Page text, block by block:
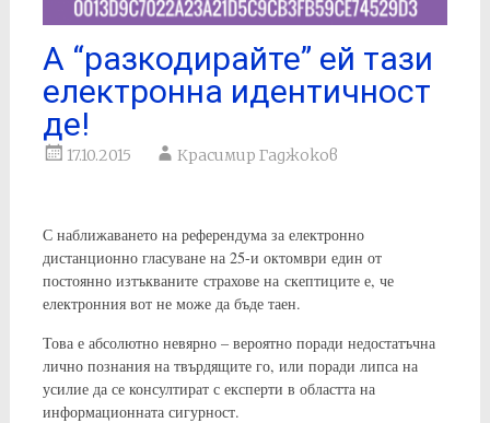
А “разкодирайте” ей тази
електронна идентичност
де!
17.10.2015 Красимир Гаджоков
С наближаването на референдума за електронно
дистанционно гласуване на 25-и октомври един от
постоянно изтъкваните страхове на скептиците е, че
електронния вот не може да бъде таен.
Това е абсолютно невярно – вероятно поради недостатъчна
лично познания на твърдящите го, или поради липса на
усилие да се консултират с експерти в областта на
информационната сигурност.